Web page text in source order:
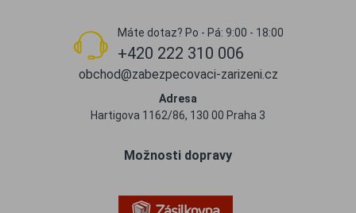
Máte dotaz? Po - Pá: 9:00 - 18:00
+420 222 310 006
obchod@zabezpecovaci-zarizeni.cz
Adresa
Hartigova 1162/86, 130 00 Praha 3
Možnosti dopravy